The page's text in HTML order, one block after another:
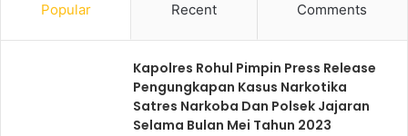
Popular Recent Comments
Kapolres Rohul Pimpin Press Release
Pengungkapan Kasus Narkotika
Satres Narkoba Dan Polsek Jajaran
Selama Bulan Mei Tahun 2023